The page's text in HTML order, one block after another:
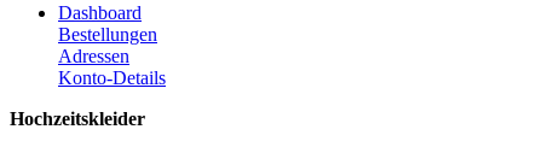
Dashboard
Bestellungen
Adressen
Konto-Details
Hochzeitskleider